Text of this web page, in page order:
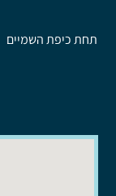
תחת כיפת השמיים